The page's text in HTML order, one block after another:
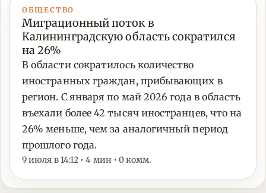
ОБЩЕСТВО
Миграционный поток в
Калининградскую область сократился
на 26%
В области сократилось количество
иностранных граждан, прибывающих в
регион. С января по май 2026 года в область
въехали более 42 тысяч иностранцев, что на
26% меньше, чем за аналогичный период
прошлого года.
9 июля в 14:12 • 4 мин • 0 комм.